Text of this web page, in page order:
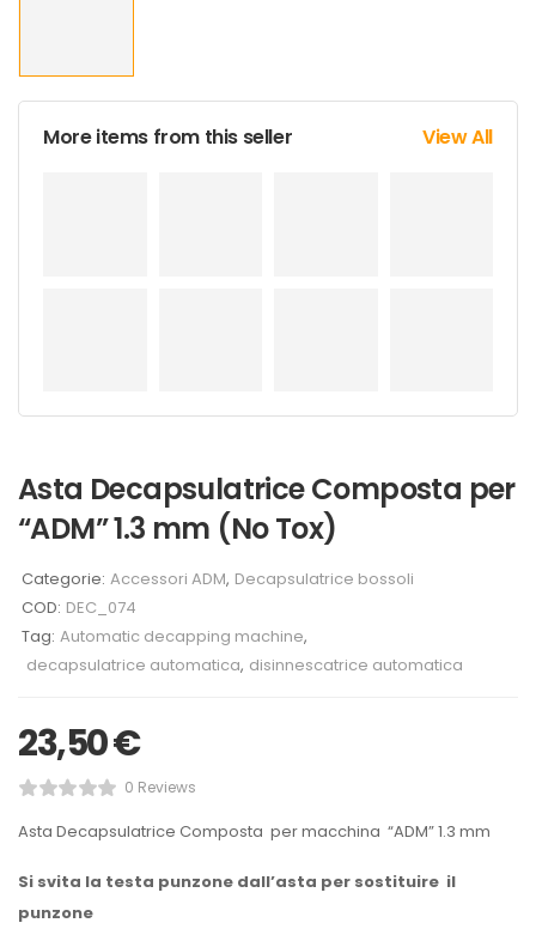
More items from this seller View All
Asta Decapsulatrice Composta per
“ADM” 1.3 mm (No Tox)
Categorie: Accessori ADM, Decapsulatrice bossoli
COD: DEC_074
Tag: Automatic decapping machine,
decapsulatrice automatica, disinnescatrice automatica
23,50€
0 Reviews
Asta Decapsulatrice Composta per macchina “ADM” 1.3 mm
Si svita la testa punzone dall’asta per sostituire il
punzone